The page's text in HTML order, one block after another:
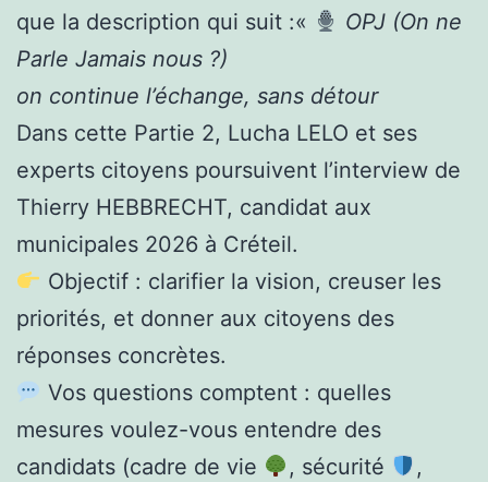
que la description qui suit :«
OPJ (On ne
Parle Jamais nous ?)
on continue l’échange, sans détour
Dans cette Partie 2, Lucha LELO et ses
experts citoyens poursuivent l’interview de
Thierry HEBBRECHT, candidat aux
municipales 2026 à Créteil.
Objectif : clarifier la vision, creuser les
priorités, et donner aux citoyens des
réponses concrètes.
Vos questions comptent : quelles
mesures voulez-vous entendre des
candidats (cadre de vie
, sécurité
,